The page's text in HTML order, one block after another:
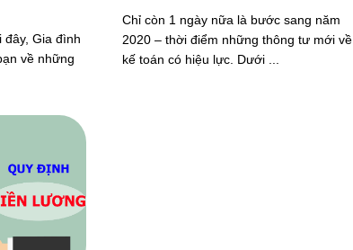
đây, Gia đình
về những
Chỉ còn 1 ngày nữa là bước sang năm
2020 – thời điểm những thông tư mới về
kế toán có hiệu lực. Dưới ...